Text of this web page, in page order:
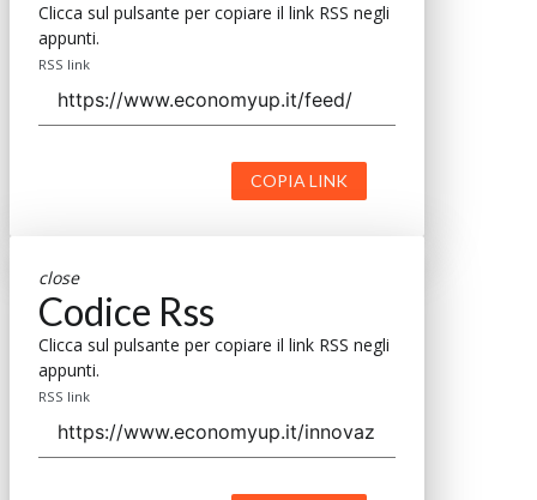
Clicca sul pulsante per copiare il link RSS negli
appunti.
RSS link
COPIA LINK
close
Codice Rss
Clicca sul pulsante per copiare il link RSS negli
appunti.
RSS link